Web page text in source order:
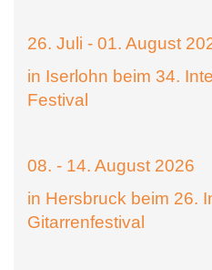
26. Juli - 01. August
in Iserlohn beim 34.
Festival
08. - 14. August 2026
in Hersbruck beim 26.
Gitarrenfestival